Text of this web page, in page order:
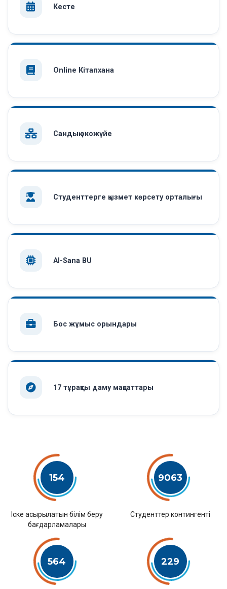
Кесте
Online Кітапхана
Сандық экожүйе
Студенттерге қызмет көрсету орталығы
AI-Sana BU
Бос жұмыс орындары
17 тұрақты даму мақсаттары
154
Іске асырылатын білім беру
бағдарламалары
9063
Студенттер контингенті
564 229